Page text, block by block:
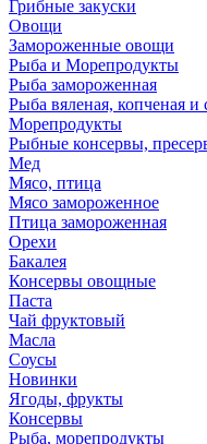
Грибные закуски
Овощи
Замороженные овощи
Рыба и Морепродукты
Рыба замороженная
Рыба вяленая, копченая и
Морепродукты
Рыбные консервы,
Мед
Мясо, птица
Мясо замороженное
Птица замороженная
Орехи
Бакалея
Консервы овощные
Паста
Чай фруктовый
Масла
Соусы
Новинки
Ягоды, фрукты
Консервы
Рыба, морепродукты